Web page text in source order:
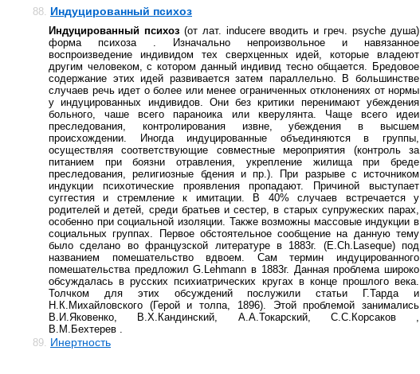
88. Индуцированный психоз
Индуцированный психоз(от лат. inducere вводить и греч. psyche душа)
форма психоза . Изначально непроизвольное и навязанное
воспроизведение индивидом тех сверхценных идей, которые владеют
другим человеком, с котором данный индивид тесно общается. Бредовое
содержание этих идей развивается затем параллельно. В большинстве
случаев речь идет о более или менее ограниченных отклонениях от нормы
у индуцированных индивидов. Они без критики перенимают убеждения
больного, чаше всего параноика или кверулянта. Чаще всего идеи
преследования, контролирования извне, убеждения в высшем
происхождении. Иногда индуцированные объединяются в группы,
осуществляя соответствующие совместные мероприятия (контроль за
питанием при боязни отравления, укрепление жилища при бреде
преследования, религиозные бдения и пр.). При разрыве с источником
индукции психотические проявления пропадают. Причиной выступает
суггестия и стремление к имитации. В 40% случаев встречается у
родителей и детей, среди братьев и сестер, в старых супружеских парах,
особенно при социальной изоляции. Также возможны массовые индукции в
социальных группах. Первое обстоятельное сообщение на данную тему
было сделано во французской литературе в 1883г. (E.Ch.Laseque) под
названием помешательство вдвоем. Сам термин индуцированного
помешательства предложил G.Lehmann в 1883г. Данная проблема широко
обсуждалась в русских психиатрических кругах в конце прошлого века.
Толчком для этих обсуждений послужили статьи Г.Тарда и
Н.К.Михайловского (Герой и толпа, 1896). Этой проблемой занимались
В.И.Яковенко, В.Х.Кандинский, А.А.Токарский, С.С.Корсаков ,
В.М.Бехтерев .
89. Инертность